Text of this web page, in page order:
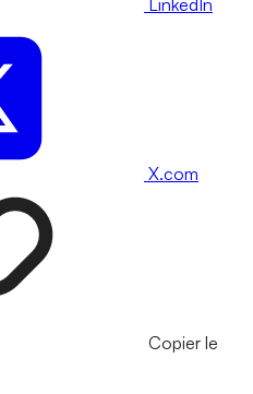
LinkedIn
X.com
Copier le